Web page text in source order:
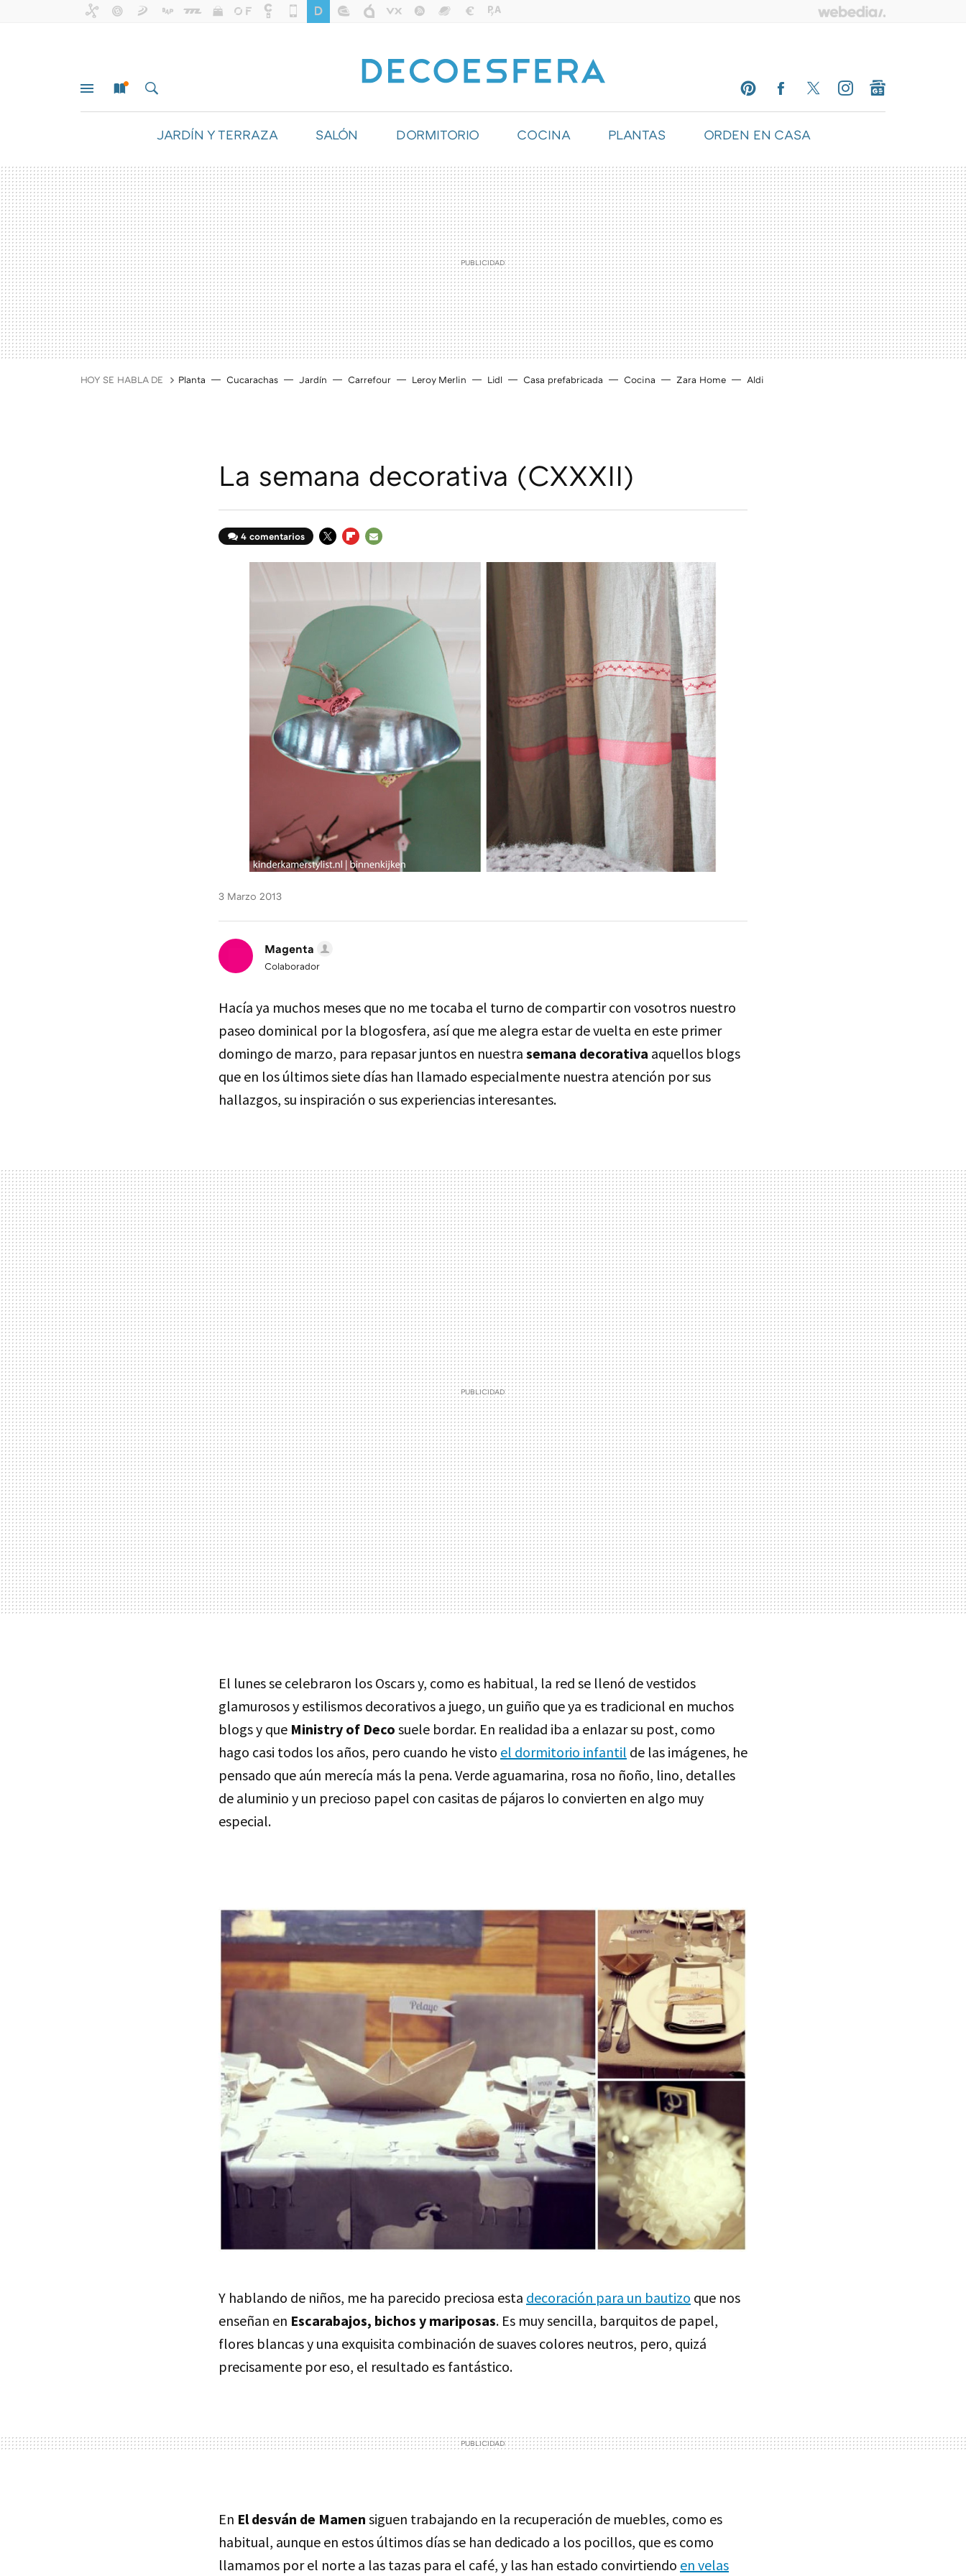
JARDÍN Y TERRAZA SALÓN DORMITORIO COCINA PLANTAS ORDEN EN CASA
ILUMINACIÓN
HOY SE HABLA DE Planta Cucarachas Jardín Carrefour Leroy Merlin Lidl Casa prefabricada Cocina Zara Home Aldi
La semana decorativa (CXXXII)
4 comentarios
3 Marzo 2013
Magenta
Colaborador
Hacía ya muchos meses que no me tocaba el turno de compartir con vosotros nuestro
paseo dominical por la blogosfera, así que me alegra estar de vuelta en este primer
domingo de marzo, para repasar juntos en nuestra semana decorativa aquellos blogs
que en los últimos siete días han llamado especialmente nuestra atención por sus
hallazgos, su inspiración o sus experiencias interesantes.
El lunes se celebraron los Oscars y, como es habitual, la red se llenó de vestidos
glamurosos y estilismos decorativos a juego, un guiño que ya es tradicional en muchos
blogs y que Ministry of Deco suele bordar. En realidad iba a enlazar su post, como
hago casi todos los años, pero cuando he visto el dormitorio infantil de las imágenes, he
pensado que aún merecía más la pena. Verde aguamarina, rosa no ñoño, lino, detalles
de aluminio y un precioso papel con casitas de pájaros lo convierten en algo muy
especial.
Y hablando de niños, me ha parecido preciosa esta decoración para un bautizo que nos
enseñan en Escarabajos, bichos y mariposas. Es muy sencilla, barquitos de papel,
flores blancas y una exquisita combinación de suaves colores neutros, pero, quizá
precisamente por eso, el resultado es fantástico.
En El desván de Mamen siguen trabajando en la recuperación de muebles, como es
habitual, aunque en estos últimos días se han dedicado a los pocillos, que es como
llamamos por el norte a las tazas para el café, y las han estado convirtiendo en velas